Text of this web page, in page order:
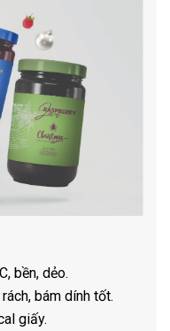
bền, dẻo.
bám dính tốt.
giấy.